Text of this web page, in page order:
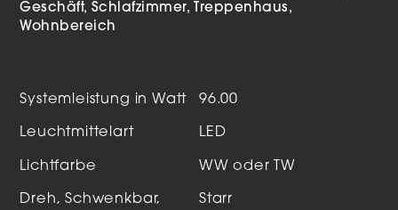
Geschäft Schlafzimmer
Treppenhaus
Wohnbereich
Systemleistung in Watt 96.00
Leuchtmittelart LED
Lichtfarbe WW oder TW
Dreh, Schwenkbar,
Starr